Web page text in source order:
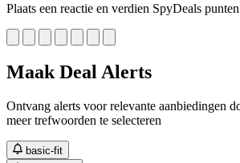
Plaats een reactie en verdien SpyDeals
Maak Deal Alerts
Ontvang alerts voor relevante aanbiedingen
meer trefwoorden te selecteren
basic-fit